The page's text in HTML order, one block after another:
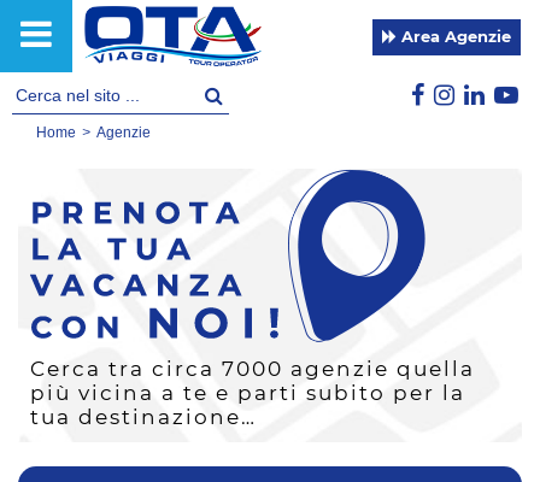
Area Agenzie
Home > Agenzie
Cerca tra circa 7000 agenzie quella
più vicina a te e parti subito per la
tua destinazione…